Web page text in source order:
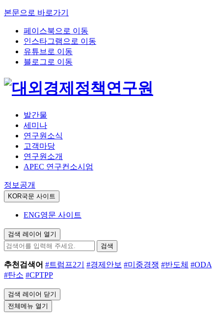
본문으로 바로가기
페이스북으로 이동
인스타그램으로 이동
유튜브로 이동
블로그로 이동
발간물
세미나
연구원소식
고객마당
연구원소개
APEC 연구컨소시엄
정보공개
KOR국문 사이트
ENG영문 사이트
검색 레이어 열기
검색
추천검색어 #트럼프2기 #경제안보 #미중경쟁 #반도체 #ODA
#탄소 #CPTPP
검색 레이어 닫기
전체메뉴 열기